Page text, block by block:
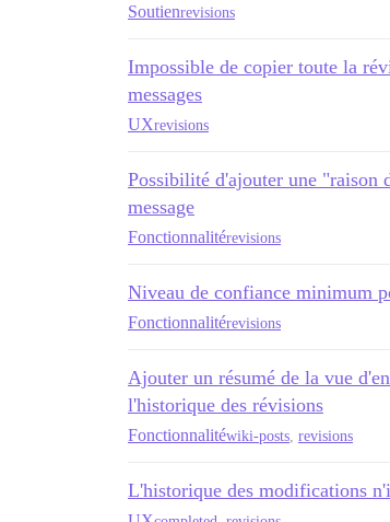
Soutienrevisions
Impossible de copier toute la
messages
UXrevisions
Possibilité d'ajouter une "raison
message
Fonctionnalitérevisions
Niveau de confiance minimum
Fonctionnalitérevisions
Ajouter un résumé de la vue
l'historique des révisions
Fonctionnalitéwiki-posts revisions
L'historique des modifications